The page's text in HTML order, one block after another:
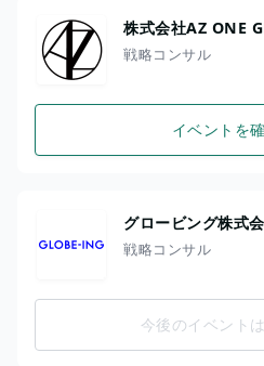
株式会社AZ ONE
戦略コンサル
イベントを
グロービング株式
戦略コンサル
今後のイベント